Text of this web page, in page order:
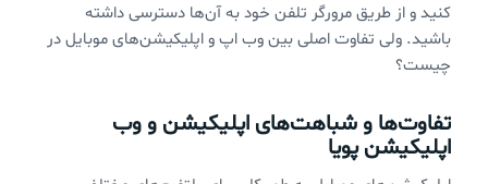
کنید و از طریق مرورگر تلفن خود به آن‌ها دسترسی داشته
باشید. ولی تفاوت اصلی بین وب اپ و اپلیکیشن‌های موبایل در
چیست؟
تفاوت‌ها و شباهت‌های اپلیکیشن و وب
اپلیکیشن پویا